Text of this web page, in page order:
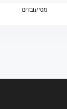
מס׳ עובדים